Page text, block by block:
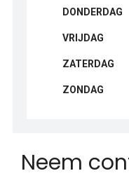
DONDERDAG
VRIJDAG
ZATERDAG
ZONDAG
Neem